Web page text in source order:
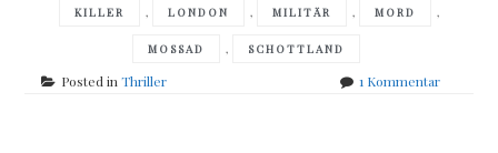
KILLER , LONDON , MILITÄR , MORD ,
MOSSAD , SCHOTTLAND
Posted inThriller 1 Kommentarzu